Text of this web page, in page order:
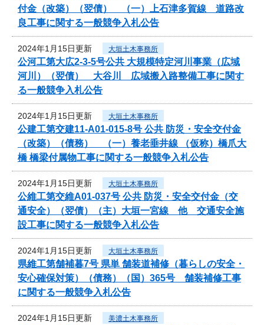
付金（改築）（翌債） （一）上石津多賀線 道路改
良工事に関する一般競争入札公告
2024年1月15日更新 大垣土木事務所
公河工第大広2-3-5号公共 大規模特定河川事業（広域
河川）（翌債） 大谷川 広域搬入路整備工事に関す
る一般競争入札公告
2024年1月15日更新 大垣土木事務所
公建工第交建11-A01-015-8号 公共 防災・安全交付金
（改築）（債務） （一）養老垂井線 （仮称）橋爪大
橋 橋梁付属物工事に関する一般競争入札公告
2024年1月15日更新 大垣土木事務所
公維工第交維A01-037号 公共 防災・安全交付金（交
通安全）（翌債）（主）大垣一宮線 他 交通安全施
設工事に関する一般競争入札公告
2024年1月15日更新 大垣土木事務所
県維工第舗補暮7号 県単 舗装道補修（暮らしの安全・
安心確保対策）（債務）（国）365号 舗装補修工事
に関する一般競争入札公告
2024年1月15日更新 美濃土木事務所